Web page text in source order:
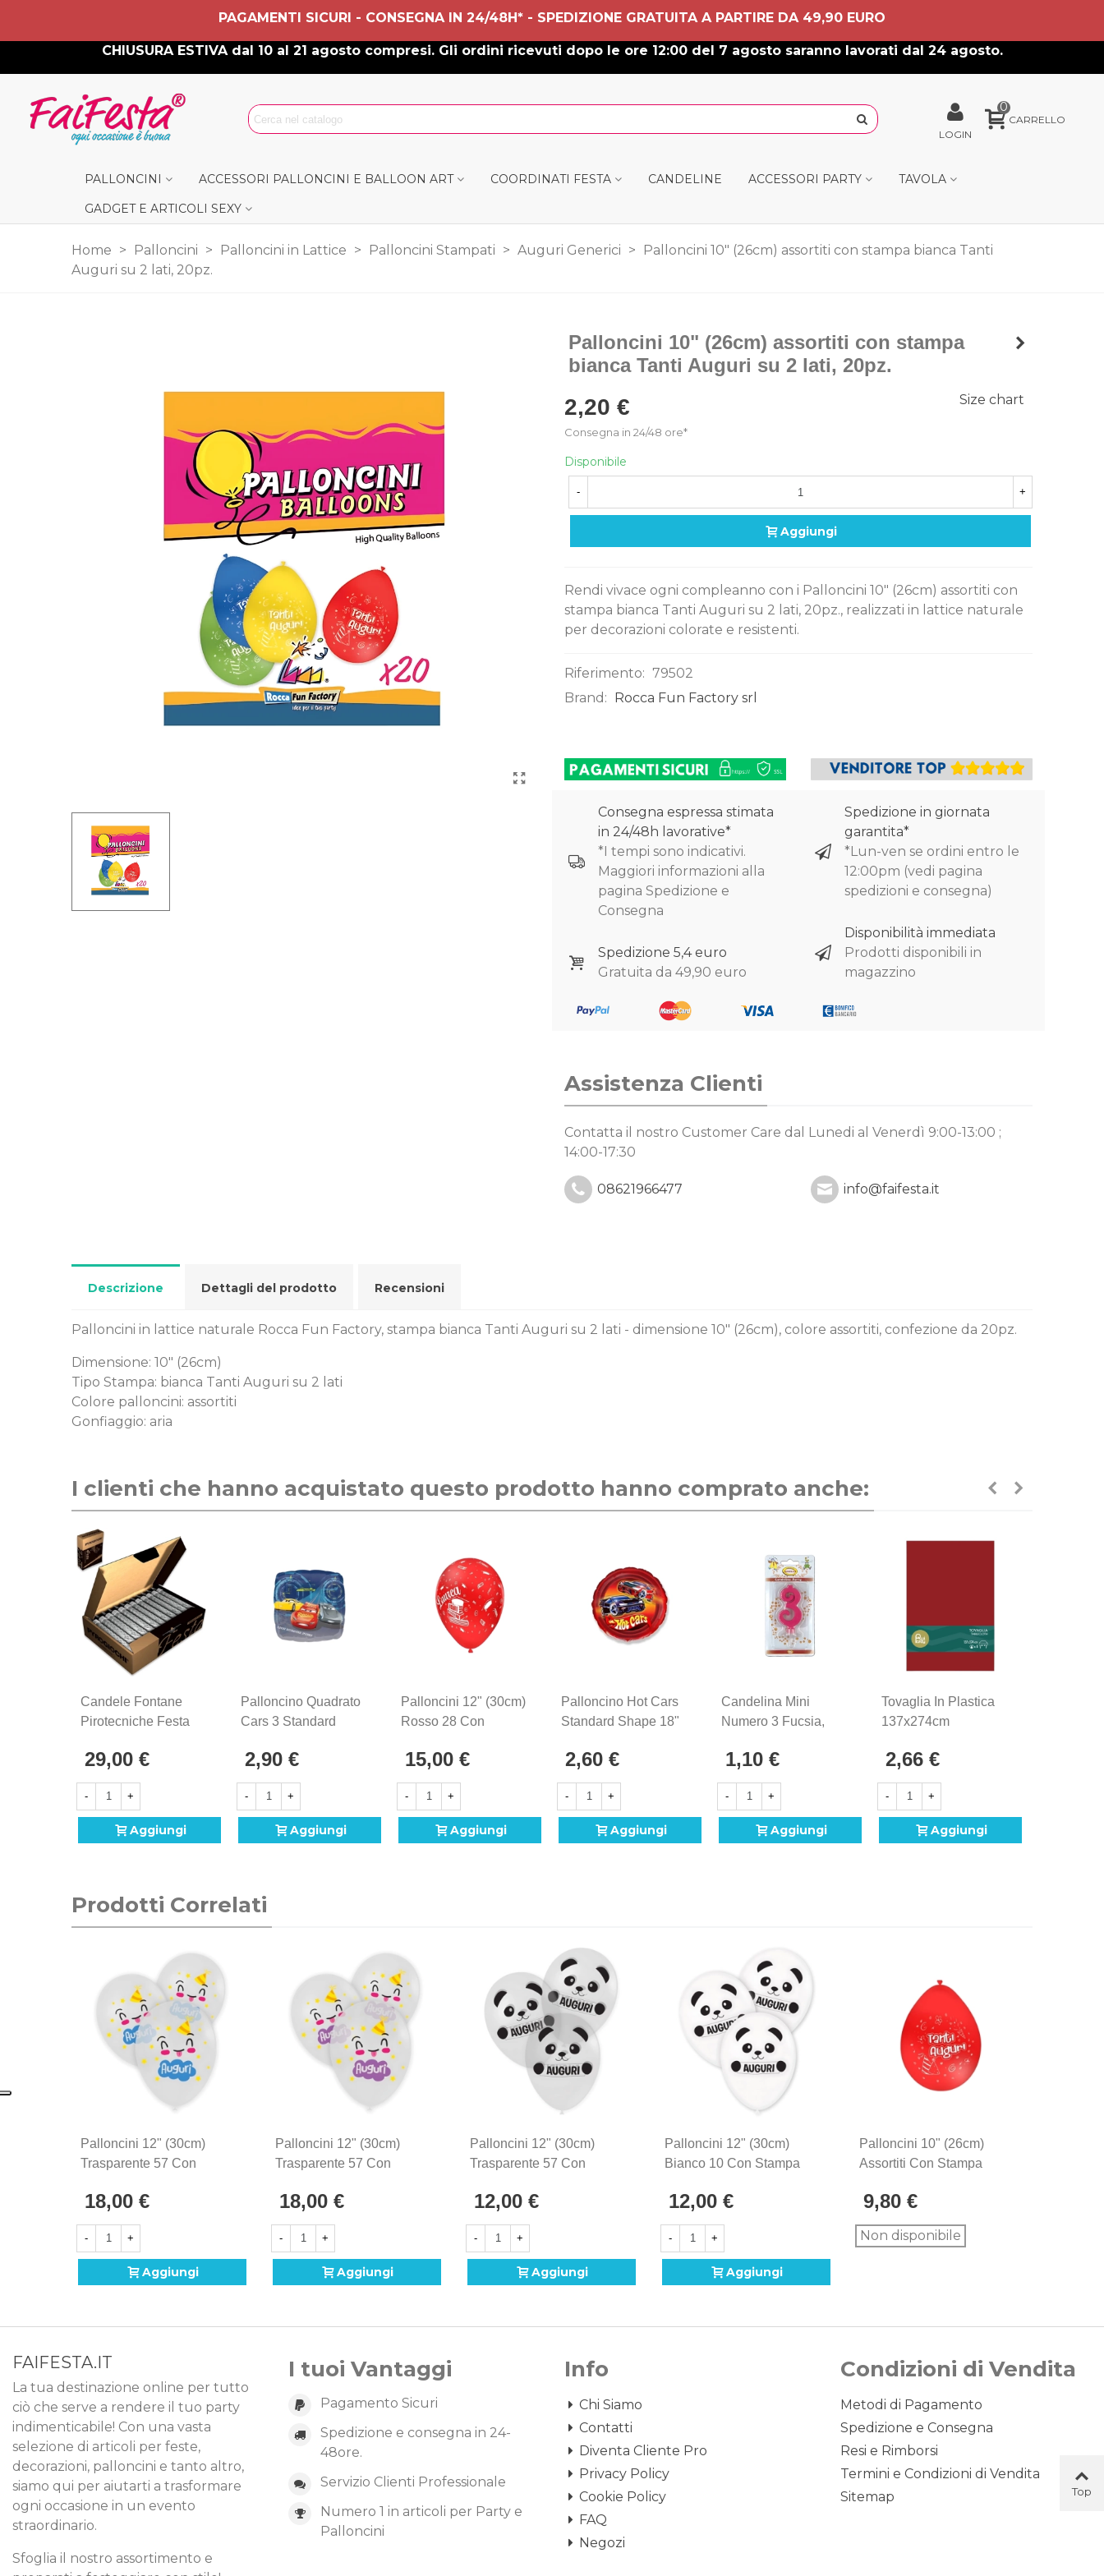
PAGAMENTI SICURI - CONSEGNA IN 24/48H* - SPEDIZIONE GRATUITA A PARTIRE DA 49,90 EURO
CHIUSURA ESTIVA dal 10 al 21 agosto compresi. Gli ordini ricevuti dopo le ore 12:00 del 7 agosto saranno lavorati dal 24 agosto.
LOGIN
0
CARRELLO
PALLONCINI ACCESSORI PALLONCINI E BALLOON ART COORDINATI FESTA CANDELINE ACCESSORI PARTY
TAVOLA
GADGET E ARTICOLI SEXY
Home > Palloncini > Palloncini in Lattice > Palloncini Stampati > Auguri Generici > Palloncini 10" (26cm) assortiti con stampa bianca Tanti
Auguri su 2 lati, 20pz.
Palloncini 10" (26cm) assortiti con stampa
bianca Tanti Auguri su 2 lati, 20pz.
2,20 €
Consegna in 24/48 ore*
Size chart
Disponibile
- +
Aggiungi
Rendi vivace ogni compleanno con i Palloncini 10" (26cm) assortiti con
stampa bianca Tanti Auguri su 2 lati, 20pz., realizzati in lattice naturale
per decorazioni colorate e resistenti.
Riferimento: 79502
Brand:
Rocca Fun Factory srl
Consegna espressa stimata
in 24/48h lavorative*
*I tempi sono indicativi.
Maggiori informazioni alla
pagina Spedizione e
Consegna
Spedizione 5,4 euro
Gratuita da 49,90 euro
Spedizione in giornata
garantita*
*Lun-ven se ordini entro le
12:00pm (vedi pagina
spedizioni e consegna)
Disponibilità immediata
Prodotti disponibili in
magazzino
Assistenza Clienti
Contatta il nostro Customer Care dal Lunedi al Venerdì 9:00-13:00 ;
14:00-17:30
08621966477 info@faifesta.it
Descrizione Dettagli del prodotto Recensioni
Palloncini in lattice naturale Rocca Fun Factory, stampa bianca Tanti Auguri su 2 lati - dimensione 10" (26cm), colore assortiti, confezione da 20pz.
Dimensione: 10" (26cm)
Tipo Stampa: bianca Tanti Auguri su 2 lati
Colore palloncini: assortiti
Gonfiaggio: aria
I clienti che hanno acquistato questo prodotto hanno comprato anche:
Candele Fontane
Pirotecniche Festa
29,00 €
- +
Aggiungi
Palloncino Quadrato
Cars 3 Standard
Mylar, 1pz.
2,90 €
- +
Aggiungi
Palloncini 12" (30cm)
Rosso 28 Con
Globo La Mia Laurea,
100pz.
15,00 €
- +
Aggiungi
Palloncino Hot Cars
Standard Shape 18"
2,60 €
- +
Aggiungi
Candelina Mini
Numero 3 Fucsia,
1,10 €
- +
Aggiungi
Tovaglia In Plastica
137x274cm
2,66 €
- +
Aggiungi
Prodotti Correlati
Palloncini 12" (30cm)
Trasparente 57 Con
Su 2 Lati, 50pz.
18,00 €
- +
Aggiungi
Palloncini 12" (30cm)
Trasparente 57 Con
Su 2 Lati, 50pz.
18,00 €
- +
Aggiungi
Palloncini 12" (30cm)
Trasparente 57 Con
Panda Su 2 Lati, 100pz.
12,00 €
- +
Aggiungi
Palloncini 12" (30cm)
Bianco 10 Con Stampa
2 Lati, 100pz.
12,00 €
- +
Aggiungi
Palloncini 10" (26cm)
Assortiti Con Stampa
Lati, 100pz.
9,80 €
Non disponibile
FAIFESTA.IT
La tua destinazione online per tutto
ciò che serve a rendere il tuo party
indimenticabile! Con una vasta
selezione di articoli per feste,
decorazioni, palloncini e tanto altro,
siamo qui per aiutarti a trasformare
ogni occasione in un evento
straordinario.
Sfoglia il nostro assortimento e
I tuoi Vantaggi
Pagamento Sicuri
Spedizione e consegna in 24-
48ore.
Servizio Clienti Professionale
Numero 1 in articoli per Party e
Palloncini
Info
Chi Siamo
Contatti
Diventa Cliente Pro
Privacy Policy
Cookie Policy
FAQ
Negozi
Condizioni di Vendita
Metodi di Pagamento
Spedizione e Consegna
Resi e Rimborsi
Termini e Condizioni di Vendita
Sitemap
Top